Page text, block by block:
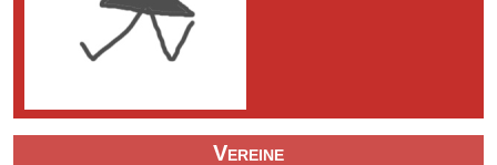
Vereine